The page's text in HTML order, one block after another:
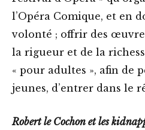
l’Opéra Comique, et en
volonté ; offrir des
la rigueur et de la
« pour adultes », afin de
jeunes, d’entrer dans le
Robert le Cochon et les